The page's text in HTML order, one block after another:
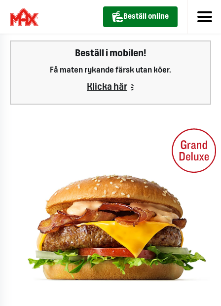
Beställ online
Beställ i mobilen!
Få maten rykande färsk utan köer.
Klicka här